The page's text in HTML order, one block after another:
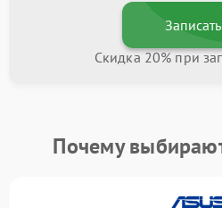
Скидка 20% при
Почему